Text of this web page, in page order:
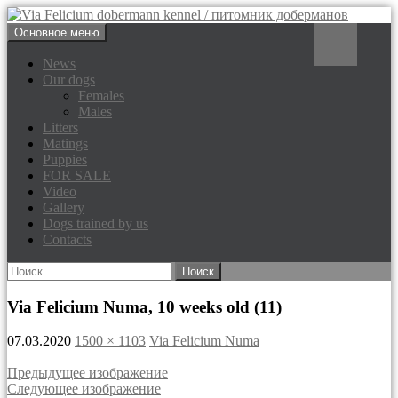
Via Felicium dobermann
kennel / питомник доберманов
Основное меню
к
News
Our dogs
Females
Males
Litters
Matings
Puppies
FOR SALE
Video
Gallery
Dogs trained by us
Contacts
Найти:
Via Felicium Numa, 10 weeks old (11)
07.03.2020 1500 × 1103 Via Felicium Numa
Предыдущее изображение
Следующее изображение